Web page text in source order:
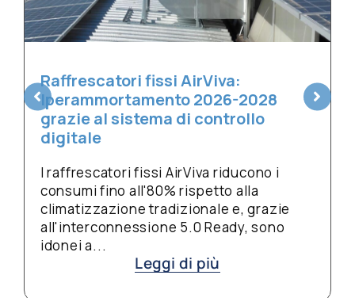
Scale mobili poco utilizzate in
estate? È il momento giusto per
pulirle a fondo
L'estate, con i centri commerciali e le
metropolitane meno affollate, è il
momento migliore per una pulizia
profonda delle scale mobili. Sabbia,
gomme e detriti...